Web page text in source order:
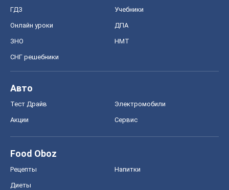
ГДЗ Учебники
Онлайн уроки ДПА
ЗНО НМТ
СНГ решебники
Авто
Тест Драйв Электромобили
Акции Сервис
Food Oboz
Рецепты Напитки
Диеты